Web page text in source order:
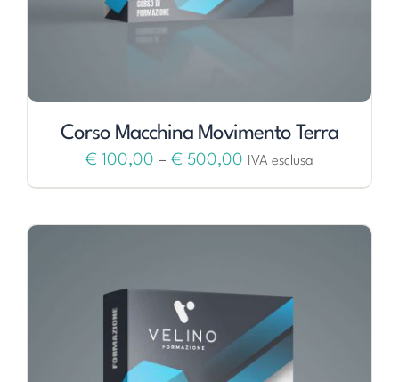
Corso Macchina Movimento Terra
€ 100,00 – € 500,00 IVA esclusa